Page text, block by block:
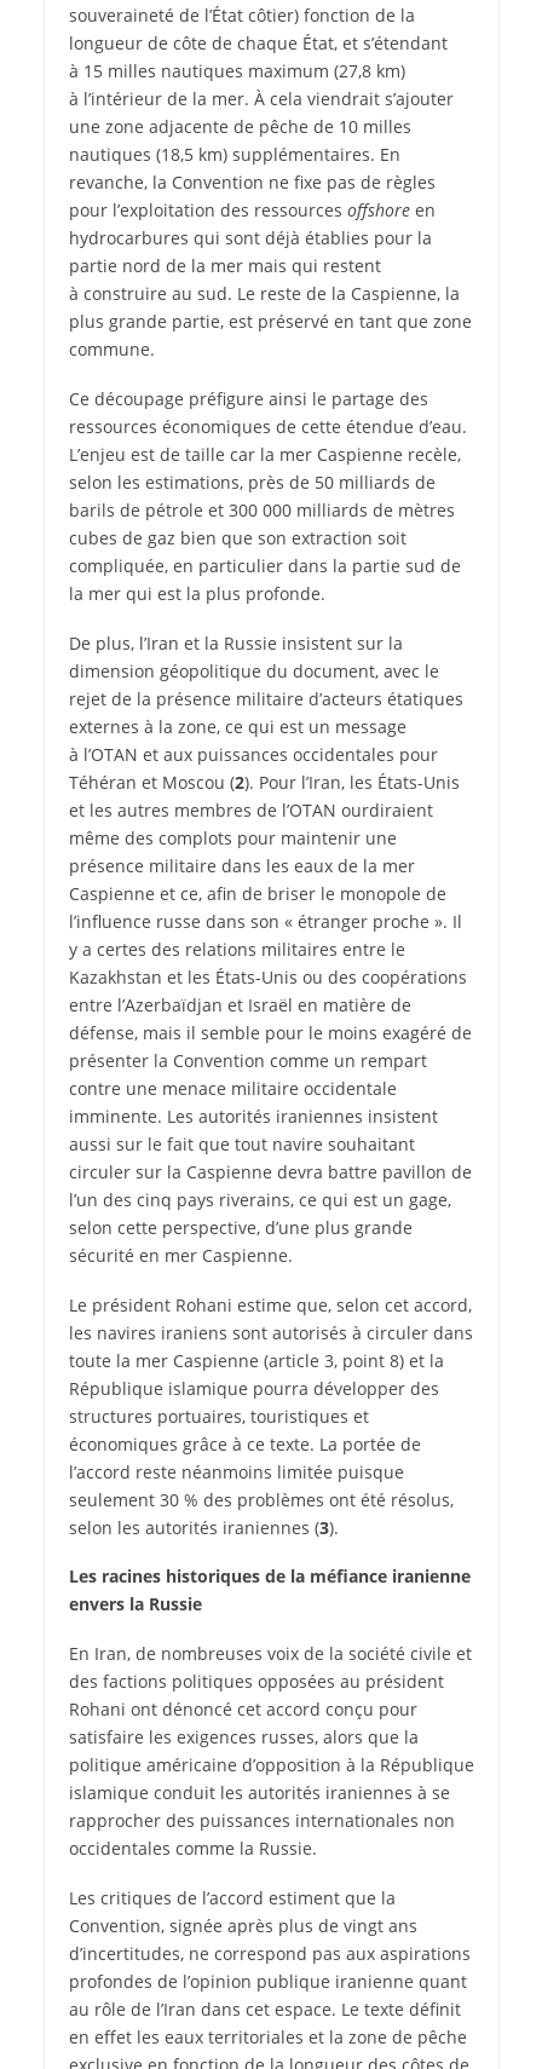
souveraineté de l’État côtier) fonction de la
longueur de côte de chaque État, et s’étendant
à 15 milles nautiques maximum (27,8 km)
à l’intérieur de la mer. À cela viendrait s’ajouter
une zone adjacente de pêche de 10 milles
nautiques (18,5 km) supplémentaires. En
revanche, la Convention ne fixe pas de règles
pour l’exploitation des ressources offshoreen
hydrocarbures qui sont déjà établies pour la
partie nord de la mer mais qui restent
à construire au sud. Le reste de la Caspienne, la
plus grande partie, est préservé en tant que zone
commune.
Ce découpage préfigure ainsi le partage des
ressources économiques de cette étendue d’eau.
L’enjeu est de taille car la mer Caspienne recèle,
selon les estimations, près de 50 milliards de
barils de pétrole et 300 000 milliards de mètres
cubes de gaz bien que son extraction soit
compliquée, en particulier dans la partie sud de
la mer qui est la plus profonde.
De plus, l’Iran et la Russie insistent sur la
dimension géopolitique du document, avec le
rejet de la présence militaire d’acteurs étatiques
externes à la zone, ce qui est un message
à l’OTAN et aux puissances occidentales pour
Téhéran et Moscou (2). Pour l’Iran, les États-Unis
et les autres membres de l’OTAN ourdiraient
même des complots pour maintenir une
présence militaire dans les eaux de la mer
Caspienne et ce, afin de briser le monopole de
l’influence russe dans son « étranger proche ». Il
y a certes des relations militaires entre le
Kazakhstan et les États-Unis ou des coopérations
entre l’Azerbaïdjan et Israël en matière de
défense, mais il semble pour le moins exagéré de
présenter la Convention comme un rempart
contre une menace militaire occidentale
imminente. Les autorités iraniennes insistent
aussi sur le fait que tout navire souhaitant
circuler sur la Caspienne devra battre pavillon de
l’un des cinq pays riverains, ce qui est un gage,
selon cette perspective, d’une plus grande
sécurité en mer Caspienne.
Le président Rohani estime que, selon cet accord,
les navires iraniens sont autorisés à circuler dans
toute la mer Caspienne (article 3, point 8) et la
République islamique pourra développer des
structures portuaires, touristiques et
économiques grâce à ce texte. La portée de
l’accord reste néanmoins limitée puisque
seulement 30 % des problèmes ont été résolus,
selon les autorités iraniennes (3).
Les racines historiques de la méfiance iranienne
envers la Russie
En Iran, de nombreuses voix de la société civile et
des factions politiques opposées au président
Rohani ont dénoncé cet accord conçu pour
satisfaire les exigences russes, alors que la
politique américaine d’opposition à la République
islamique conduit les autorités iraniennes à se
rapprocher des puissances internationales non
occidentales comme la Russie.
Les critiques de l’accord estiment que la
Convention, signée après plus de vingt ans
d’incertitudes, ne correspond pas aux aspirations
profondes de l’opinion publique iranienne quant
au rôle de l’Iran dans cet espace. Le texte définit
en effet les eaux territoriales et la zone de pêche